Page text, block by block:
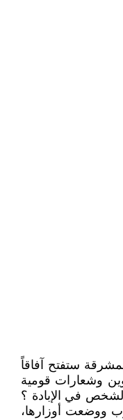
باللازورد، وإن الصفحة المشرقة ستفتح آفاقاً
وشعارات قومية
في الإبادة ؟
ووضعت أوزارها،